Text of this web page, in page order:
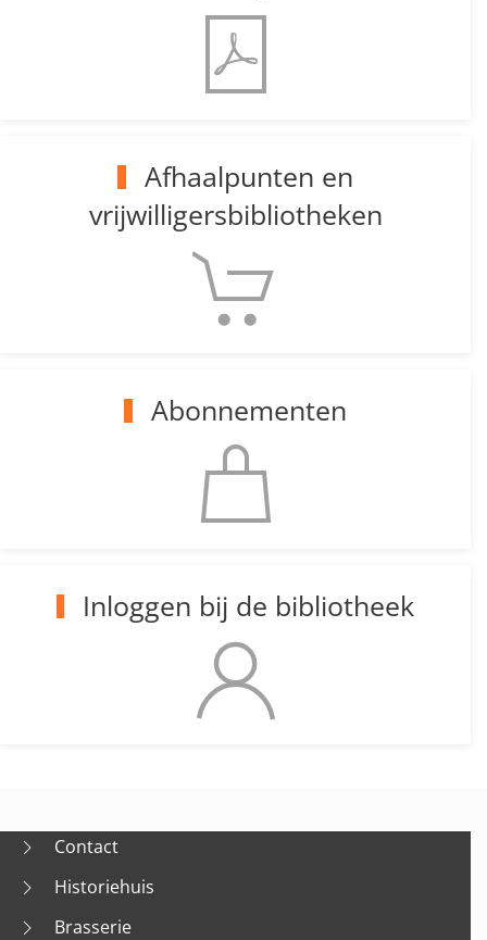
Afhaalpunten en
vrijwilligersbibliotheken
Abonnementen
Inloggen bij de bibliotheek
Contact
Historiehuis
Brasserie